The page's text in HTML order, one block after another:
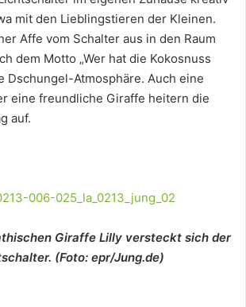
mit den Lieblingstieren der Kleinen.
Affe vom Schalter aus in den Raum
dem Motto „Wer hat die Kokosnuss
Dschungel-Atmosphäre. Auch eine
eine freundliche Giraffe heitern die
auf.
Giraffe Lilly versteckt sich der
(Foto: epr/Jung.de)